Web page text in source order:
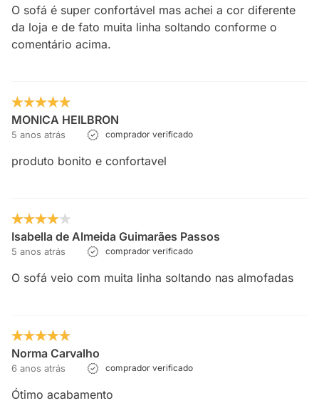
O sofá é super confortável mas achei a cor diferente
da loja e de fato muita linha soltando conforme o
comentário acima.
MONICA HEILBRON
5 anos atrás comprador verificado
produto bonito e confortavel
Isabella de Almeida Guimarães Passos
5 anos atrás comprador verificado
O sofá veio com muita linha soltando nas almofadas
Norma Carvalho
6 anos atrás comprador verificado
Ótimo acabamento